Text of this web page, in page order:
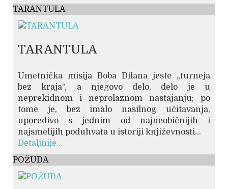
TARANTULA
TARANTULA
Umetnička misija Boba Dilana jeste „turneja
bez kraja“, a njegovo delo, delo je u
neprekidnom i neprolaznom nastajanju; po
tome je, bez imalo nasilnog učitavanja,
uporedivo s jednim od najneobičnijih i
najsmelijih poduhvata u istoriji književnosti...
Detaljnije...
POŽUDA